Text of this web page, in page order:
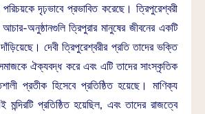
দৃঢ়ভাবে প্রভাবিত করেছে। ত্রিপুরেশ্বরী
অনুষ্ঠানগুলি ত্রিপুরার মানুষের জীবনের একটি
দেবী ত্রিপুরেশ্বরীর প্রতি তাদের ভক্তি
ঐক্যবদ্ধ করে এবং এটি তাদের সাংস্কৃতিক
প্রতীক হিসেবে প্রতিষ্ঠিত হয়েছে। মাণিক্য
মন্দিরটি প্রতিষ্ঠিত হয়েছিল, এবং তাদের রাজত্বে